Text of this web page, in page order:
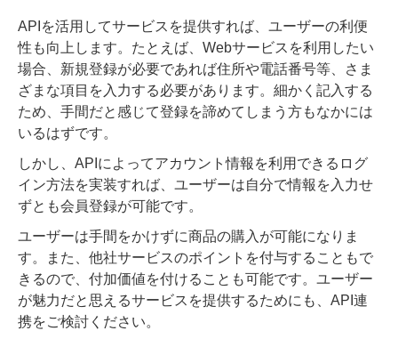
APIを活用してサービスを提供すれば、ユーザーの利便
性も向上します。たとえば、Webサービスを利用したい
場合、新規登録が必要であれば住所や電話番号等、さま
ざまな項目を入力する必要があります。細かく記入する
ため、手間だと感じて登録を諦めてしまう方もなかには
いるはずです。
しかし、APIによってアカウント情報を利用できるログ
イン方法を実装すれば、ユーザーは自分で情報を入力せ
ずとも会員登録が可能です。
ユーザーは手間をかけずに商品の購入が可能になりま
す。また、他社サービスのポイントを付与することもで
きるので、付加価値を付けることも可能です。ユーザー
が魅力だと思えるサービスを提供するためにも、API連
携をご検討ください。